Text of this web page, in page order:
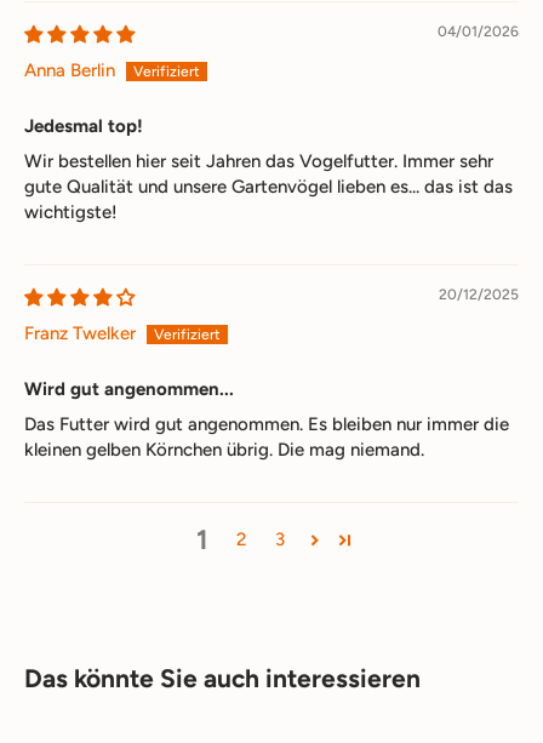
04/01/2026
Anna Berlin
Jedesmal top!
Wir bestellen hier seit Jahren das Vogelfutter. Immer sehr
gute Qualität und unsere Gartenvögel lieben es... das ist das
wichtigste!
20/12/2025
Franz Twelker
Wird gut angenommen...
Das Futter wird gut angenommen. Es bleiben nur immer die
kleinen gelben Körnchen übrig. Die mag niemand.
1 2 3
Das könnte Sie auch interessieren